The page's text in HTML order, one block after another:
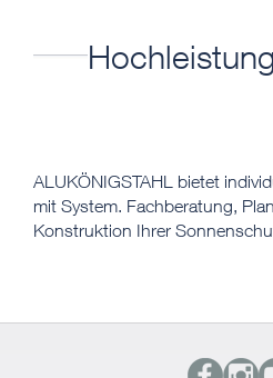
ALUKÖNIGSTAHL bietet
mit System. Fachberatung,
Konstruktion Ihrer